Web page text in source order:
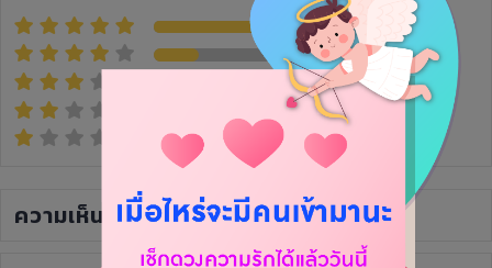
(3)
(0)
ความเห็น (5)